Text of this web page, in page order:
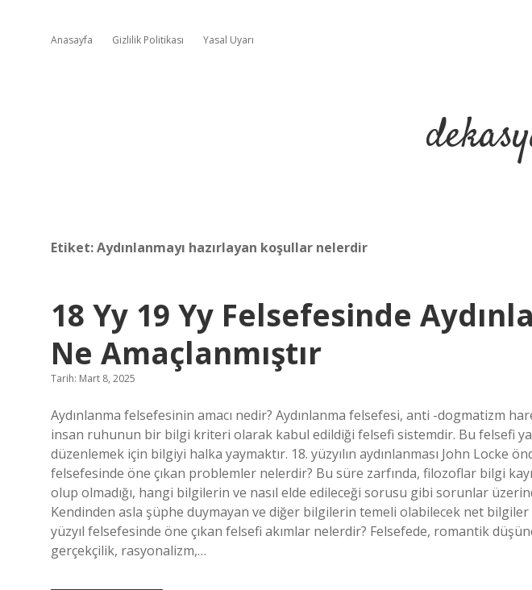
Anasayfa Gizlilik Politikası Yasal Uyarı
Etiket:Aydınlanmayı hazırlayan koşullar nelerdir
18 Yy 19 Yy Felsefesinde
Ne Amaçlanmıştır
Tarih: Mart 8, 2025
Aydınlanma felsefesinin amacı nedir? Aydınlanma felsefesi, anti -dogmatizm
insan ruhunun bir bilgi kriteri olarak kabul edildiği felsefi sistemdir. Bu felsefi
düzenlemek için bilgiyi halka yaymaktır. 18. yüzyılın aydınlanması John Locke
felsefesinde öne çıkan problemler nelerdir? Bu süre zarfında, filozoflar bilgi
olup olmadığı, hangi bilgilerin ve nasıl elde edileceği sorusu gibi sorunlar
Kendinden asla şüphe duymayan ve diğer bilgilerin temeli olabilecek net bilgiler
yüzyıl felsefesinde öne çıkan felsefi akımlar nelerdir? Felsefede, romantik
gerçekçilik, rasyonalizm,…